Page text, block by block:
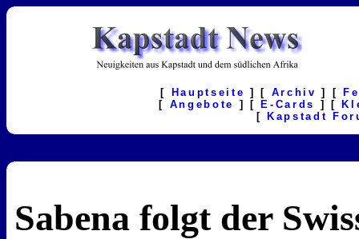
[ Hauptseite ] [ Archiv ] [
[ Angebote ] [ E-Cards ] [
[
Kapstadt
Sabena folgt der